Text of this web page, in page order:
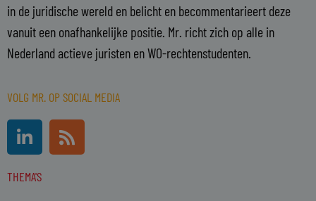
in de juridische wereld en belicht en becommentarieert deze
vanuit een onafhankelijke positie. Mr. richt zich op alle in
Nederland actieve juristen en WO-rechtenstudenten.
VOLG MR. OP SOCIAL MEDIA
L
i
n
k
R
s
s
THEMA'S